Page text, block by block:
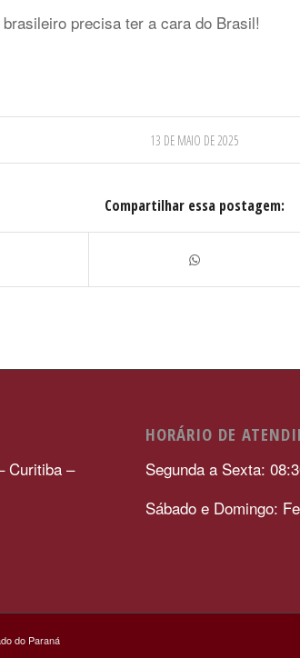
precisa ter a cara do Brasil!
13 DE MAIO DE 2025
Compartilhar essa postagem:
Curitiba –
HORÁRIO DE
Segunda a Sexta:
Sábado e Domingo:
do Paraná